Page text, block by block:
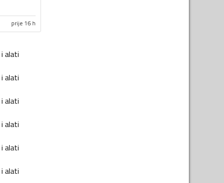
prije 16 h
alati
alati
alati
alati
alati
alati